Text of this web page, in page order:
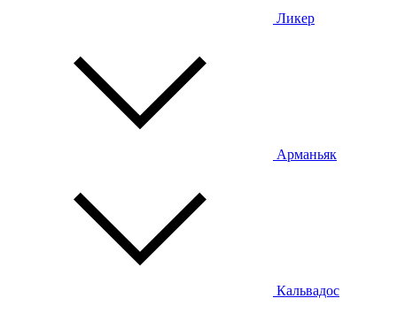
Ликер
Арманьяк
Кальвадос